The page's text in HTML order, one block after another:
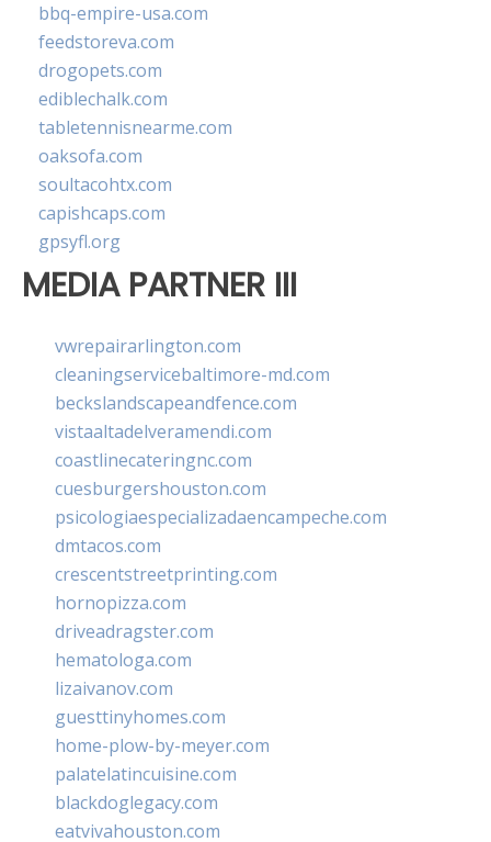
bbq-empire-usa.com
feedstoreva.com
drogopets.com
ediblechalk.com
tabletennisnearme.com
oaksofa.com
soultacohtx.com
capishcaps.com
gpsyfl.org
MEDIA PARTNER III
vwrepairarlington.com
cleaningservicebaltimore-md.com
beckslandscapeandfence.com
vistaaltadelveramendi.com
coastlinecateringnc.com
cuesburgershouston.com
psicologiaespecializadaencampeche.com
dmtacos.com
crescentstreetprinting.com
hornopizza.com
driveadragster.com
hematologa.com
lizaivanov.com
guesttinyhomes.com
home-plow-by-meyer.com
palatelatincuisine.com
blackdoglegacy.com
eatvivahouston.com